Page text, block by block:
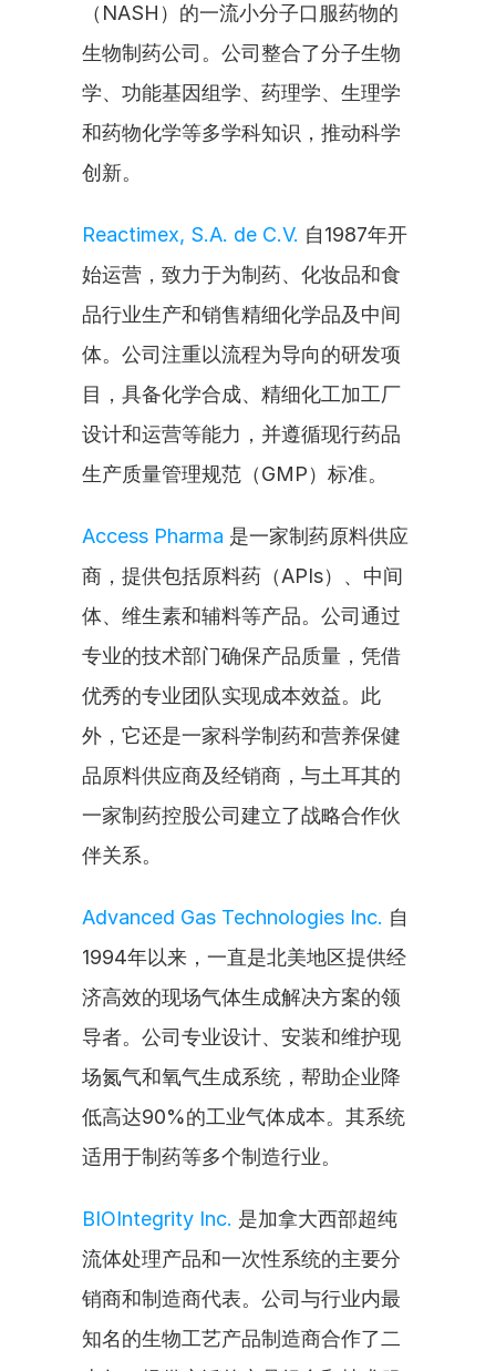
（NASH）的一流小分子口服药物的
生物制药公司。公司整合了分子生物
学、功能基因组学、药理学、生理学
和药物化学等多学科知识，推动科学
创新。
Reactimex, S.A. de C.V. 自1987年开
始运营，致力于为制药、化妆品和食
品行业生产和销售精细化学品及中间
体。公司注重以流程为导向的研发项
目，具备化学合成、精细化工加工厂
设计和运营等能力，并遵循现行药品
生产质量管理规范（GMP）标准。
Access Pharma 是一家制药原料供应
商，提供包括原料药（APIs）、中间
体、维生素和辅料等产品。公司通过
专业的技术部门确保产品质量，凭借
优秀的专业团队实现成本效益。此
外，它还是一家科学制药和营养保健
品原料供应商及经销商，与土耳其的
一家制药控股公司建立了战略合作伙
伴关系。
Advanced Gas Technologies Inc. 自
1994年以来，一直是北美地区提供经
济高效的现场气体生成解决方案的领
导者。公司专业设计、安装和维护现
场氮气和氧气生成系统，帮助企业降
低高达90%的工业气体成本。其系统
适用于制药等多个制造行业。
BIOIntegrity Inc. 是加拿大西部超纯
流体处理产品和一次性系统的主要分
销商和制造商代表。公司与行业内最
知名的生物工艺产品制造商合作了二